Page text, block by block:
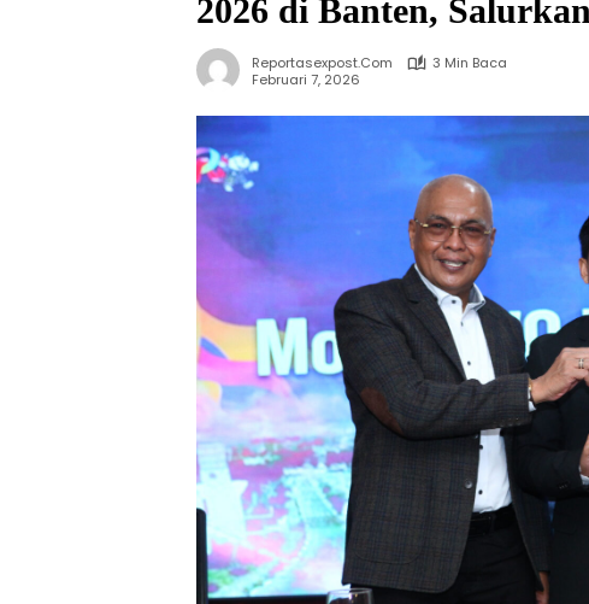
2026 di Banten,
Reportasexpost.com
3 Min Baca
Februari 7, 2026